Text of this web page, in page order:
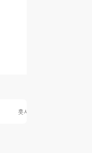
훗사시의 에리어 정보